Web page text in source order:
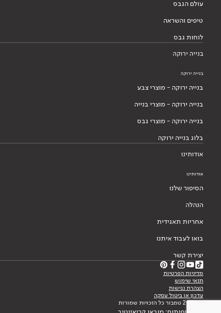
עולם הגבס
טיפים והשראה
לוחות גבס
בנייה ירוקה
בנייה ירוקה
בנייה ירוקה - מוצרי צבע
בנייה ירוקה - מוצרי בנייה
בנייה ירוקה - מוצרי גבס
בלוג בנייה ירוקה
אודותינו
אודותינו
הסיפור שלנו
הנהלה
אחריות תאגידית
בואו לעבוד איתנו
יצירת קשר
מדיניות הפרטיות
תנאי שימוש
הצהרת נגישות
עדכון או ביטול עסקה
© 2026 טמבור כל הזכויות שמורות
עיצוב ופיתוח: מובאו קריאייטיב